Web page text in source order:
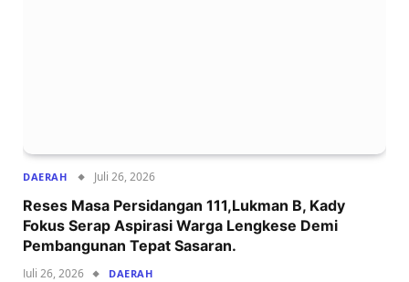
DAERAH Juli 26, 2026
Reses Masa Persidangan 111,Lukman B, Kady
Fokus Serap Aspirasi Warga Lengkese Demi
Pembangunan Tepat Sasaran.
Juli 26, 2026 DAERAH